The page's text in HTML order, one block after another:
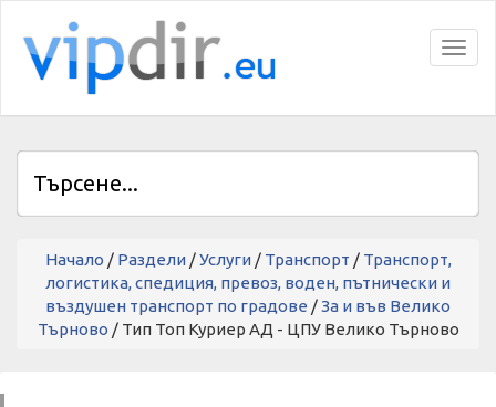
Начало / Раздели/Услуги/ Транспорт / Транспорт,
логистика, спедиция, превоз, воден, пътнически и
въздушен транспорт по градове /За и във Велико
Търново / Тип Топ Куриер АД - ЦПУ Велико Търново